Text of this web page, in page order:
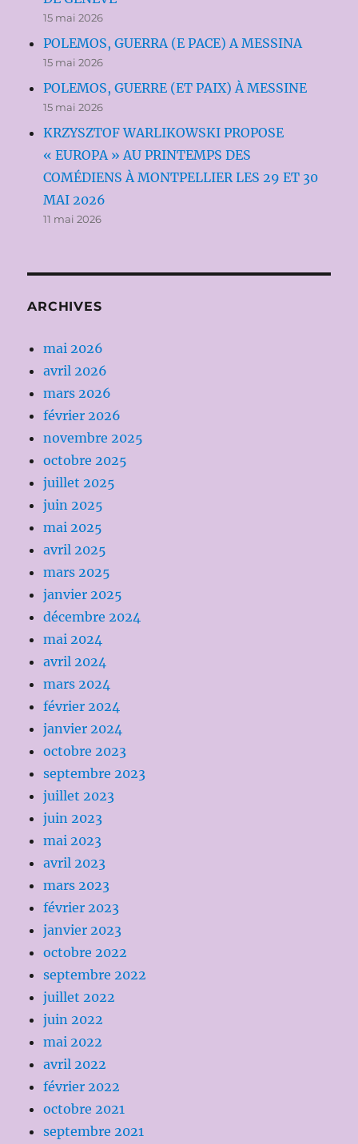
15 mai 2026
POLEMOS, GUERRA (E PACE) A MESSINA
15 mai 2026
POLEMOS, GUERRE (ET PAIX) À MESSINE
15 mai 2026
KRZYSZTOF WARLIKOWSKI PROPOSE
« EUROPA » AU PRINTEMPS DES
COMÉDIENS À MONTPELLIER LES 29 ET 30
MAI 2026
11 mai 2026
ARCHIVES
mai 2026
avril 2026
mars 2026
février 2026
novembre 2025
octobre 2025
juillet 2025
juin 2025
mai 2025
avril 2025
mars 2025
janvier 2025
décembre 2024
mai 2024
avril 2024
mars 2024
février 2024
janvier 2024
octobre 2023
septembre 2023
juillet 2023
juin 2023
mai 2023
avril 2023
mars 2023
février 2023
janvier 2023
octobre 2022
septembre 2022
juillet 2022
juin 2022
mai 2022
avril 2022
février 2022
octobre 2021
septembre 2021